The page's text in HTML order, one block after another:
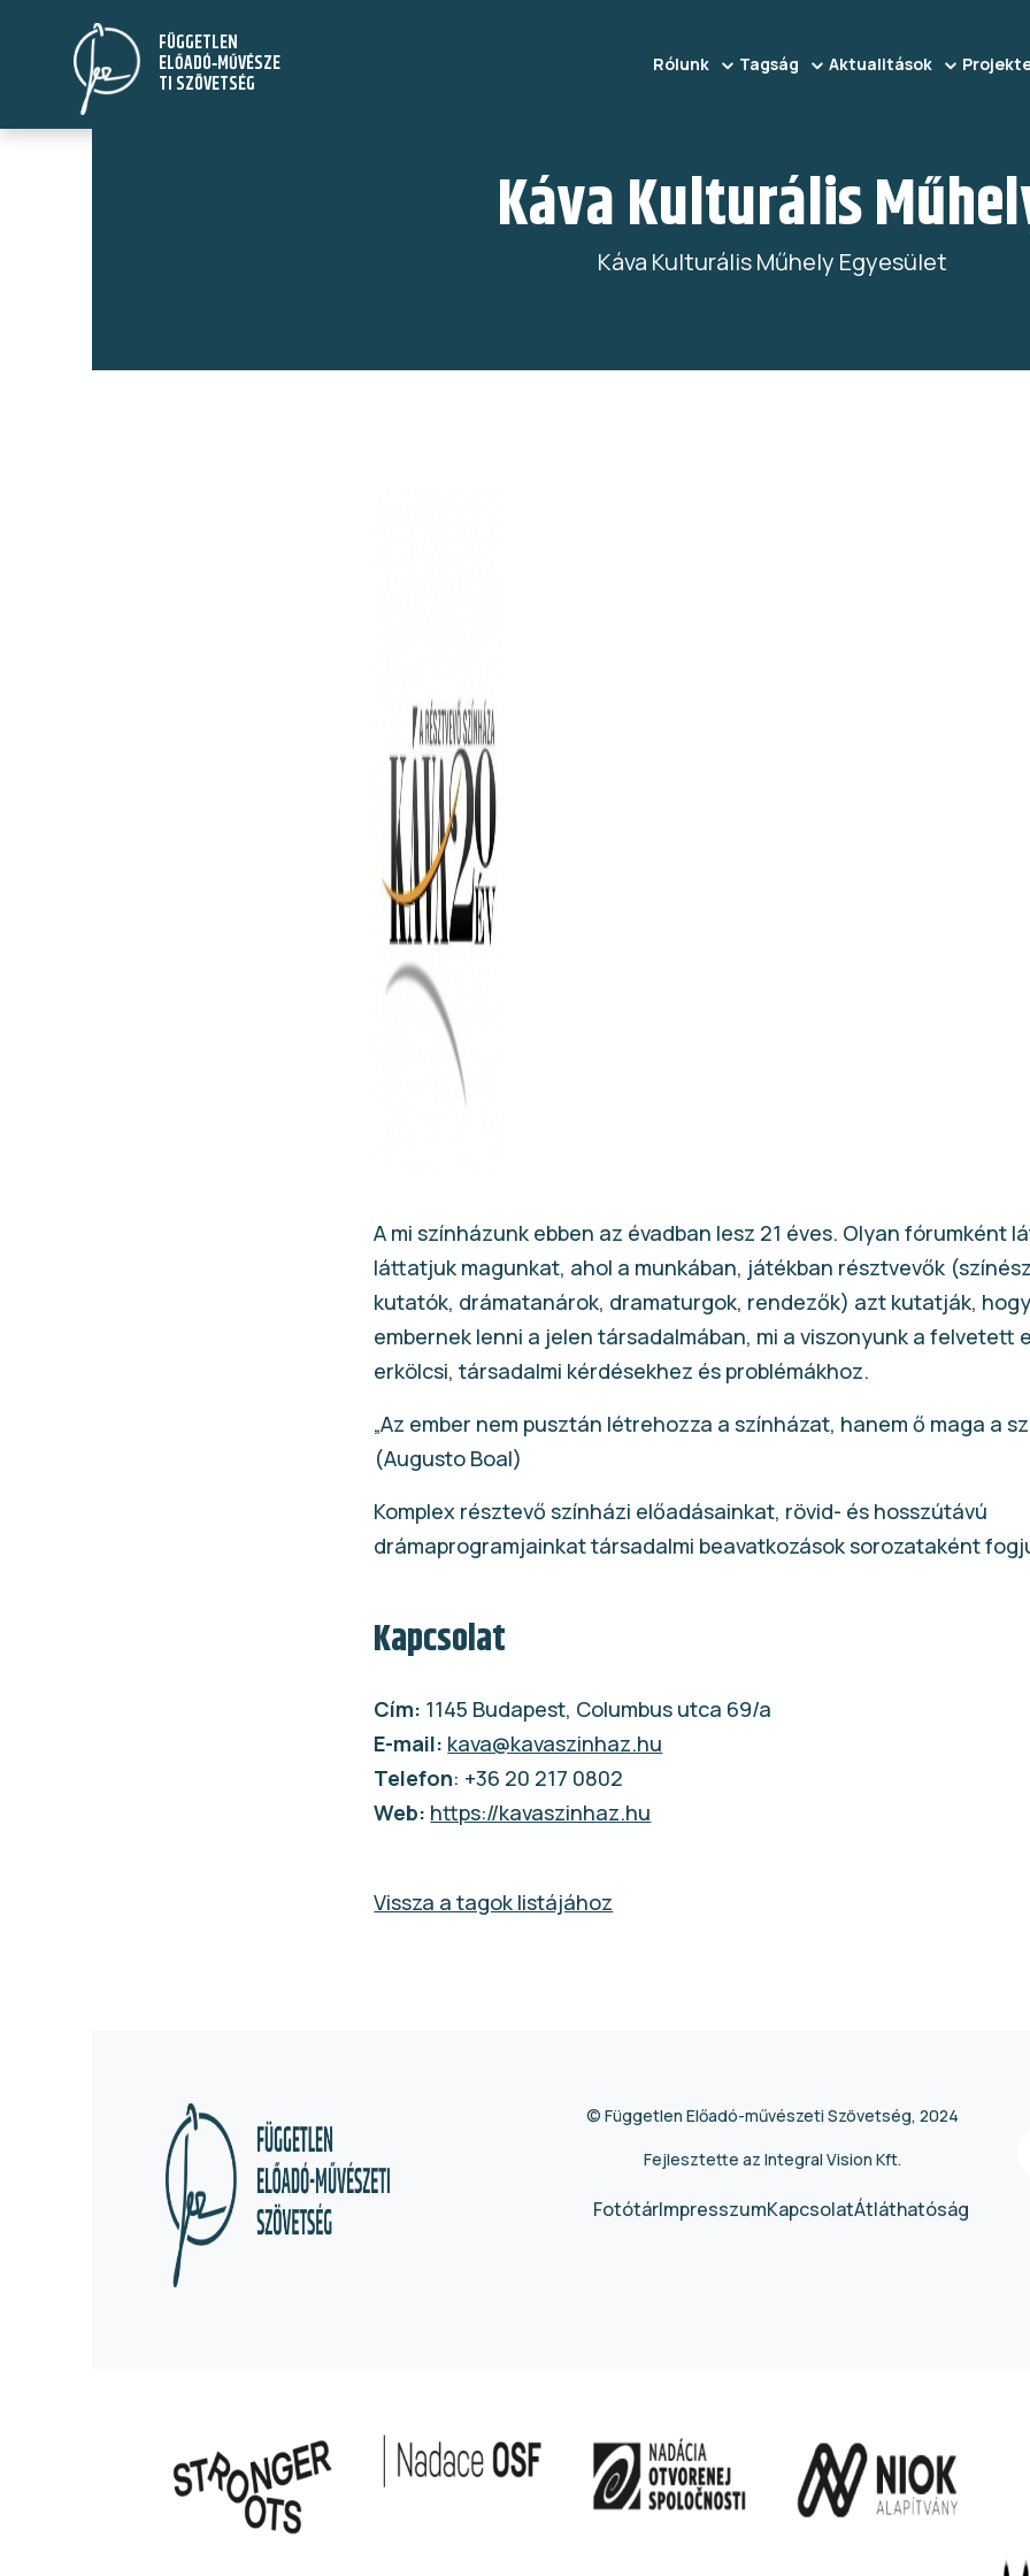
tartalomra
FÜGGETLEN
ELŐADÓ‑MŰVÉSZE
TI SZÖVETSÉG
Domain
menu
for
Rólunk Tagság Aktualitások
Káva Kulturális
Káva Kulturális Műhely Egyesület
A mi színházunk ebben az évadban lesz 21 éves. Olyan fórumként
láttatjuk magunkat, ahol a munkában, játékban résztvevők
kutatók, drámatanárok, dramaturgok, rendezők) azt kutatják,
embernek lenni a jelen társadalmában, mi a viszonyunk a felvetett
erkölcsi, társadalmi kérdésekhez és problémákhoz.
„Az ember nem pusztán létrehozza a színházat, hanem ő maga a
(Augusto Boal)
Komplex résztevő színházi előadásainkat, rövid- és hosszútávú
drámaprogramjainkat társadalmi beavatkozások sorozataként
Kapcsolat
Cím: 1145 Budapest, Columbus utca 69/a
E-mail: kava@kavaszinhaz.hu
Telefon: +36 20 217 0802
Web: https://kavaszinhaz.hu
Vissza a tagok listájához
© Független Előadó-művészeti Szövetség, 2024
Fejlesztette az Integral Vision Kft.
FotótárImpresszumKapcsolatÁtláthatóság